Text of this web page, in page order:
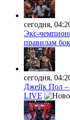
сегодня,
Экс-
правилам
сегодня,
Джейк Пол –
LIVE